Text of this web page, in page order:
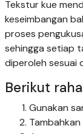
Tekstur kue
keseimbangan
proses
sehingga setiap
diperoleh sesuai
Berikut
Gunakan